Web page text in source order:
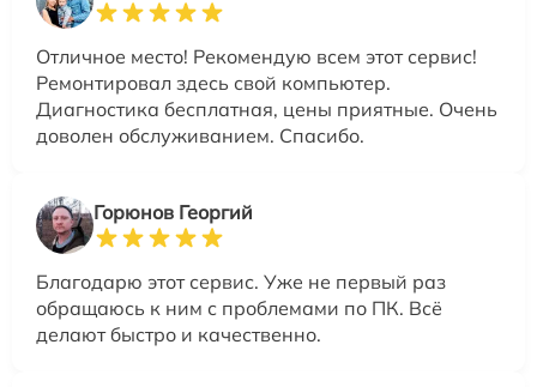
Отличное место! Рекомендую всем этот сервис!
Ремонтировал здесь свой компьютер.
Диагностика бесплатная, цены приятные. Очень
доволен обслуживанием. Спасибо.
Горюнов Георгий
Благодарю этот сервис. Уже не первый раз
обращаюсь к ним с проблемами по ПК. Всё
делают быстро и качественно.